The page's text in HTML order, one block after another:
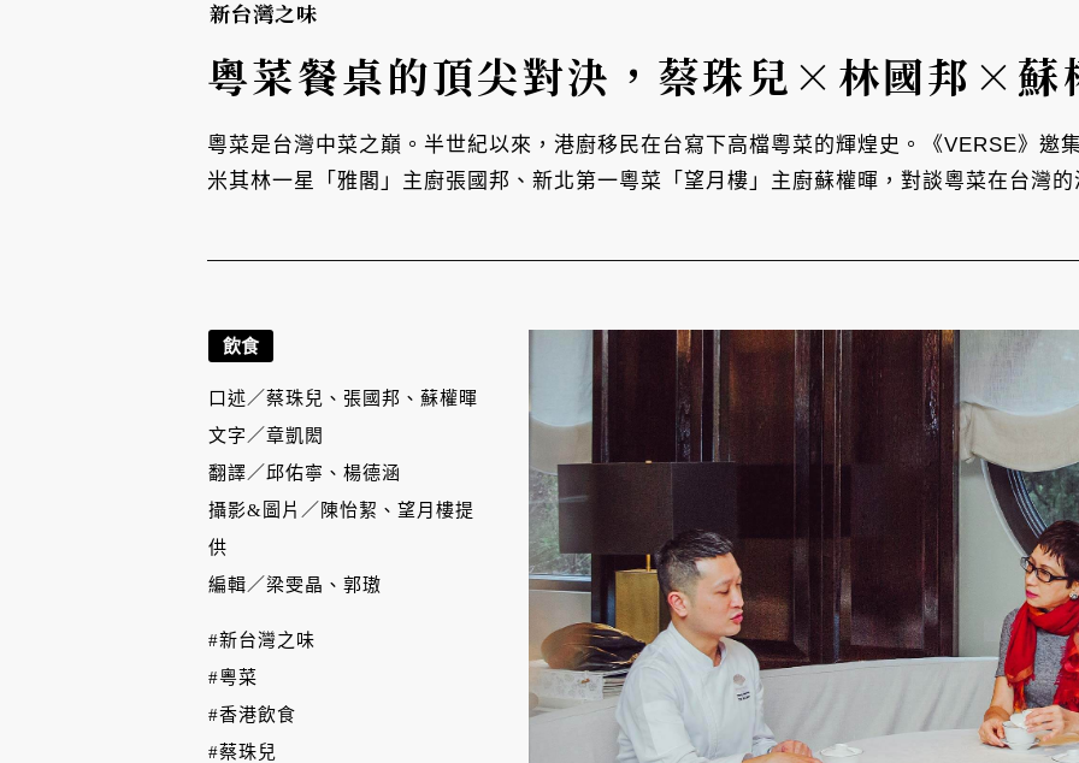
新台灣之味
粵菜餐桌的頂尖對決，蔡珠兒×林國邦×蘇
粵菜是台灣中菜之巔。半世紀以來，港廚移民在台寫下高檔粵菜的輝煌史。《VERSE》邀
米其林一星「雅閣」主廚張國邦、新北第一粵菜「望月樓」主廚蘇權暉，對談粵菜在台灣
飲食
口述／蔡珠兒、張國邦、蘇權暉
文字／章凱閎
翻譯／ 邱佑寧、楊德涵
攝影&圖片／ 陳怡絜、望月樓提
供
編輯／梁雯晶、郭璈
#新台灣之味
#粵菜
#香港飲食
#蔡珠兒